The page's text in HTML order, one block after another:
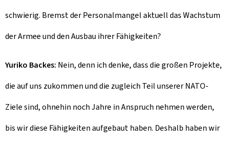
schwierig. Bremst der Personalmangel aktuell das Wachstum
der Armee und den Ausbau ihrer Fähigkeiten?
Yuriko Backes: Nein, denn ich denke, dass die großen Projekte,
die auf uns zukommen und die zugleich Teil unserer NATO-
Ziele sind, ohnehin noch Jahre in Anspruch nehmen werden,
bis wir diese Fähigkeiten aufgebaut haben. Deshalb haben wir